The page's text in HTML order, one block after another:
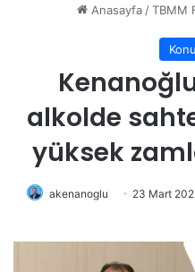
Anasayfa / TBMM
alkolde
yüksek
akenanoglu 23 Mart